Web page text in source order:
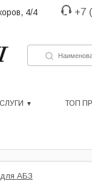
4/4 +7
ТОП
АБЗ